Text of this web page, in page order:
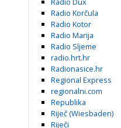
Radio Korčula
Radio Kotor
Radio Marija
Radio Sljeme
radio.hrt.hr
Radionasice.hr
Regional Express
regionalni.com
Republika
Riječ (Wiesbaden)
Riječi